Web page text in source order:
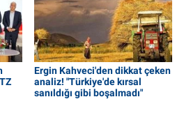
Ergin Kahveci'den dikkat çeken
analiz! "Türkiye'de kırsal
sanıldığı gibi boşalmadı"